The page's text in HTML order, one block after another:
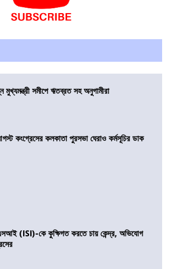
মুখ্যমন্ত্রী সমীপে ঋতব্রত সহ অনুগামীরা
কংগ্রেসের কলকাতা পুরসভা ঘেরাও কর্মসূচির ডাক
(ISI)-কে কুক্ষিগত করতে চায় কেন্দ্র, অভিযোগ